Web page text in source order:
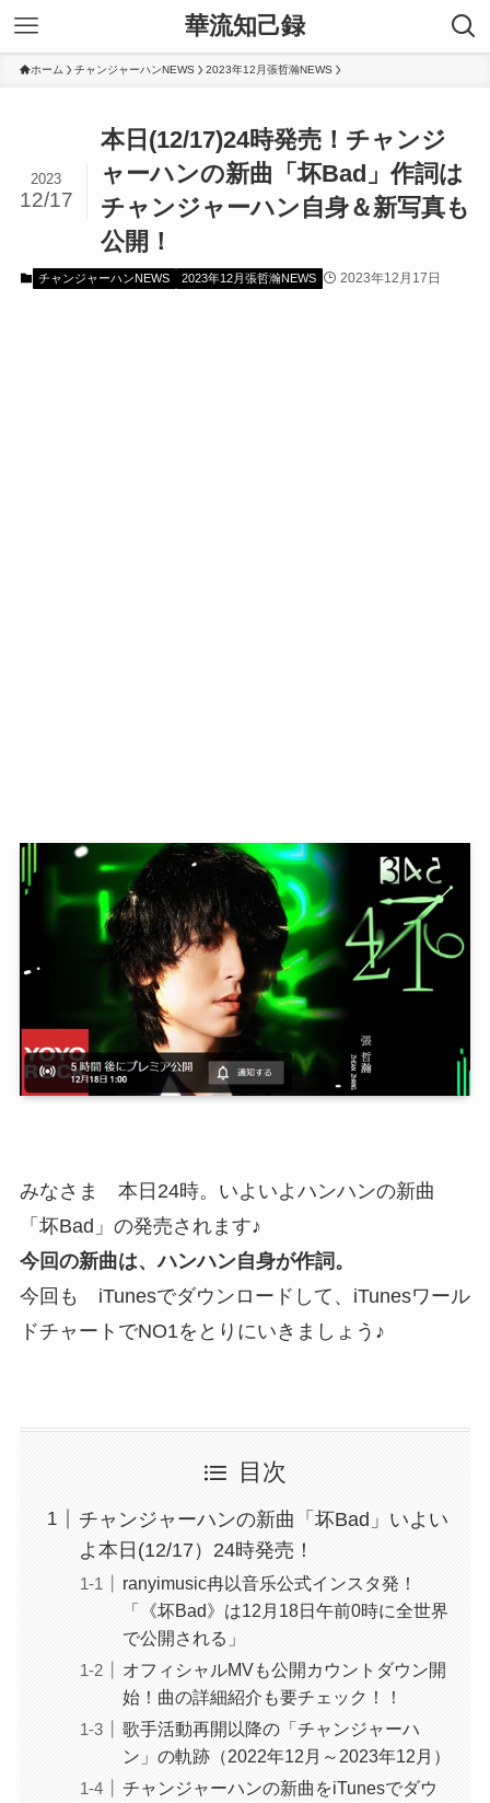
華流知己録
ホーム チャンジャーハンNEWS 2023年12月張哲瀚NEWS
本日(12/17)24時発売！チャンジ
ャーハンの新曲「坏Bad」作詞は
チャンジャーハン自身＆新写真も
公開！
2023
12/17
チャンジャーハンNEWS 2023年12月張哲瀚NEWS 2023年12月17日
みなさま 本日24時。いよいよハンハンの新曲
「坏Bad」の発売されます♪
今回の新曲は、ハンハン自身が作詞。
今回も iTunesでダウンロードして、iTunesワール
ドチャートでNO1をとりにいきましょう♪
目次
チャンジャーハンの新曲「坏Bad」いよい
よ本日(12/17）24時発売！
ranyimusic冉以音乐公式インスタ発！
「《坏Bad》は12月18日午前0時に全世界
で公開される」
オフィシャルMVも公開カウントダウン開
始！曲の詳細紹介も要チェック！！
歌手活動再開以降の「チャンジャーハ
ン」の軌跡（2022年12月～2023年12月）
チャンジャーハンの新曲をiTunesでダウ